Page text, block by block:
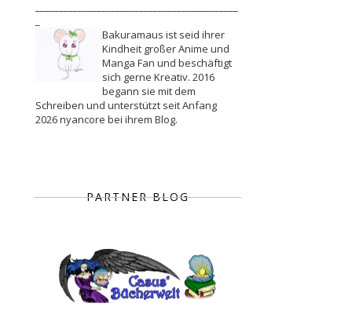
Bakuramaus ist seid ihrer
Kindheit großer Anime und
Manga Fan und beschäftigt
sich gerne Kreativ. 2016
begann sie mit dem
Schreiben und unterstützt seit Anfang
2026 nyancore bei ihrem Blog.
PARTNER BLOG